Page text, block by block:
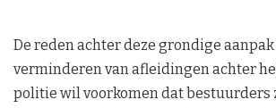
De reden achter deze grondige
verminderen van afleidingen achter
politie wil voorkomen dat bestuurders